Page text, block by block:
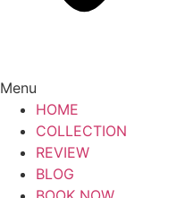
Menu
HOME
COLLECTION
REVIEW
BLOG